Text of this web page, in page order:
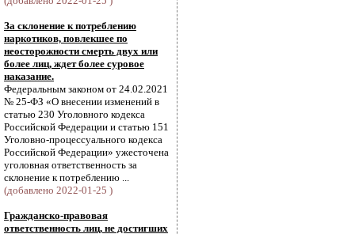
За склонение к потреблению
наркотиков, повлекшее по
неосторожности смерть двух или
более лиц, ждет более суровое
наказание.
Федеральным законом от 24.02.2021
№ 25-ФЗ «О внесении изменений в
статью 230 Уголовного кодекса
Российской Федерации и статью 151
Уголовно-процессуального кодекса
Российской Федерации» ужесточена
уголовная ответственность за
склонение к потреблению ...
(добавлено 2022-01-25 )
Гражданско-правовая
ответственность лиц, не достигших